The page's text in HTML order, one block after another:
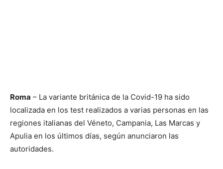
Roma – La variante británica de la Covid-19 ha sido
localizada en los test realizados a varias personas en las
regiones italianas del Véneto, Campania, Las Marcas y
Apulia en los últimos días, según anunciaron las
autoridades.